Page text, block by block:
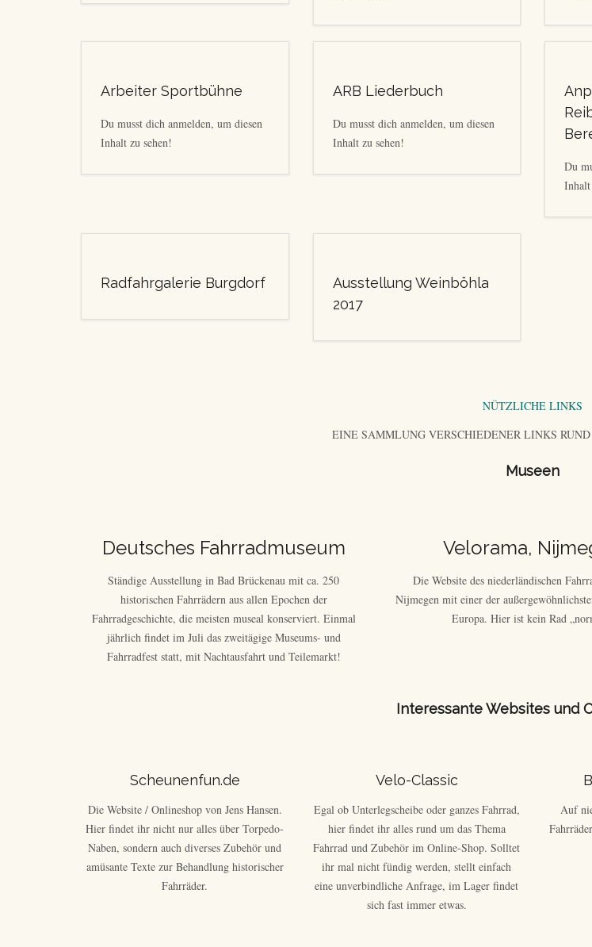
Arbeiter Sportbühne
Du musst dich anmelden, um diesen
Inhalt zu sehen!
ARB Liederbuch
Du musst dich anmelden, um diesen
Inhalt zu sehen!
Du
Inhalt
Radfahrgalerie Burgdorf
Ausstellung Weinböhla
2017
NÜTZLICHE LINKS
EINE SAMMLUNG VERSCHIEDENER LINKS
Museen
Deutsches Fahrradmuseum
Ständige Ausstellung in Bad Brückenau mit ca. 250
historischen Fahrrädern aus allen Epochen der
Fahrradgeschichte, die meisten museal konserviert. Einmal
jährlich findet im Juli das zweitägige Museums- und
Fahrradfest statt, mit Nachtausfahrt und Teilemarkt!
Velorama,
Die Website des niederländischen
Nijmegen mit einer der
Europa. Hier ist kein Rad
Interessante Websites und
Scheunenfun.de
Die Website / Onlineshop von Jens Hansen.
Hier findet ihr nicht nur alles über Torpedo-
Naben, sondern auch diverses Zubehör und
amüsante Texte zur Behandlung historischer
Fahrräder.
Velo-Classic
Egal ob Unterlegscheibe oder ganzes Fahrrad,
hier findet ihr alles rund um das Thema
Fahrrad und Zubehör im Online-Shop. Solltet
ihr mal nicht fündig werden, stellt einfach
eine unverbindliche Anfrage, im Lager findet
sich fast immer etwas.
Auf